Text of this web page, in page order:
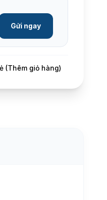
Gửi ngay
(Thêm giỏ hàng)